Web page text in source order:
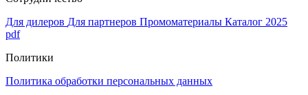
Для дилеров Для партнеров Промоматериалы Каталог 2025
pdf
Политики
Политика обработки персональных данных